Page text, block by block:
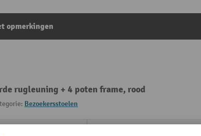
opmerkingen
rugleuning + 4 poten frame, rood
Bezoekersstoelen